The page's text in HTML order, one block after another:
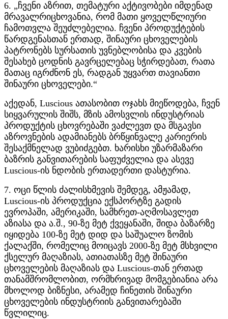
6. „ჩვენი აზრით, თემატური აქტივობები იმდენად
მრავალრიცხოვანია, რომ მათი ყოველწლიური
ჩამოთვლა შეუძლებელია. ჩვენი პროდუქტების
წარდგენასთან ერთად, შინაური ცხოველების
პატრონებს სურსათის უვნებლობისა და კვების
შესახებ ცოდნის გავრცელებაც სჭირდებათ, რათა
მათაც იგრძნონ ეს, რადგან უყვართ თავიანთი
შინაური ცხოველები.“
აქედან, Luscious ათასობით ოჯახს მიეწოდება, ჩვენ
სიყვარულის შიშს, მზის ამოსვლის ინდუსტრიას
პროდუქტის ცხოვრებაში ვაძლევთ და მსგავსი
აზროვნების ადამიანებს ბრწყინვალე კარიერის
შესაქმნელად ვუბიძგებთ. ხარისხი უზარმაზარი
ბაზრის განვითარების საფუძველია და ასევე
Luscious-ის ნდობის ერთადერთი დასტურია.
7. ოცი წლის ძალისხმევის შემდეგ, ამჟამად,
Luscious-ის პროდუქცია ექსპორტზე გადის
ევროპაში, ამერიკაში, სამხრეთ-აღმოსავლეთ
აზიასა და ა.შ., 90-ზე მეტ ქვეყანაში, შიდა ბაზარზე
იყიდება 100-ზე მეტ დიდ და საშუალო ზომის
ქალაქში, რომელიც მოიცავს 2000-ზე მეტ მსხვილი
ქსელურ მაღაზიას, ათიათასზე მეტ შინაური
ცხოველების მაღაზიას და Luscious-თან ერთად
თანამშრომლობით, ორმხრივად მომგებიანია არა
მხოლოდ ბიზნესი, არამედ ჩინეთის შინაური
ცხოველების ინდუსტრიის განვითარებაში
წვლილიც.